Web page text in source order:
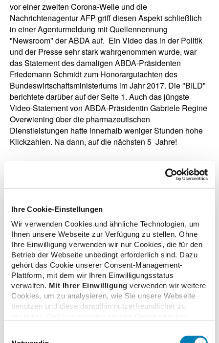
Ihre Cookie-Einstellungen
Wir verwenden Cookies und ähnliche Technologien, um
Ihnen unsere Webseite zur Verfügung zu stellen. Ohne
Ihre Einwilligung verwenden wir nur Cookies, die für den
Betrieb der Webseite unbedingt erforderlich sind. Dazu
gehört das Cookie unserer Consent-Management-
Plattform, mit dem wir Ihren Einwilligungsstatus
verwalten. Mit Ihrer Einwilligung verwenden wir weitere
Cookies, um zu analysieren, wie Sie unsere Webseite
benutzen und diese daraufhin nutzerfreundlicher zu
Adresse und Ihr Surfverhalten verarbeitet. Mit einem
vor einer zweiten Corona-Welle und die
Nachrichtenagentur AFP griff diesen Aspekt schließlich
in einer Agenturmeldung mit Quellennennung
"Newsroom" der ABDA auf. Ein Video das in der Politik
und der Presse sehr stark wahrgenommen wurde, war
das Statement des damaligen ABDA-Präsidenten
Friedemann Schmidt zum Honorargutachten des
Bundeswirtschaftsministeriums im Jahr 2017. Die "BILD"
berichtete darüber auf der Seite 1. Auch das jüngste
Video-Statement von ABDA-Präsidentin Gabriele Regine
Overwiening über die pharmazeutischen
Dienstleistungen hatte innerhalb weniger Stunden hohe
Klickzahlen. Na dann, auf die nächsten 5 Jahre!
zurück zur Liste
Zusatzinformationen
Verwandte Nachrichten
der ABDA-Präsidentin